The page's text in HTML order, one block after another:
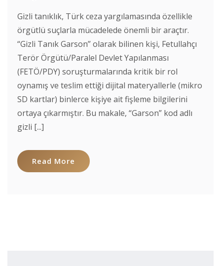
Gizli tanıklık, Türk ceza yargılamasında özellikle
örgütlü suçlarla mücadelede önemli bir araçtır.
“Gizli Tanık Garson” olarak bilinen kişi, Fetullahçı
Terör Örgütü/Paralel Devlet Yapılanması
(FETÖ/PDY) soruşturmalarında kritik bir rol
oynamış ve teslim ettiği dijital materyallerle (mikro
SD kartlar) binlerce kişiye ait fişleme bilgilerini
ortaya çıkarmıştır. Bu makale, “Garson” kod adlı
gizli [...]
Read More